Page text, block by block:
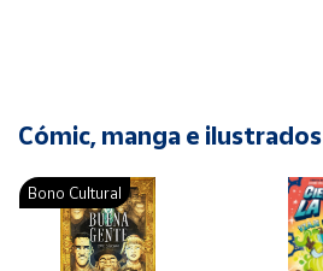
Cómic, manga e ilustrados
Bono Cultural